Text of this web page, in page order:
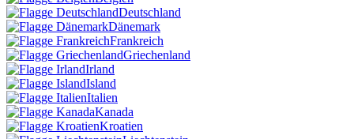
Deutschland
Dänemark
Frankreich
Griechenland
Irland
Island
Italien
Kanada
Kroatien